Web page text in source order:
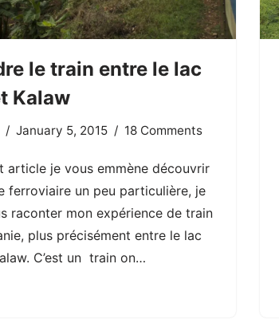
le train entre le lac
Kalaw
January 5, 2015 18 Comments
article je vous emmène découvrir
ferroviaire un peu particulière, je
raconter mon expérience de train
plus précisément entre le lac
C’est un train on…